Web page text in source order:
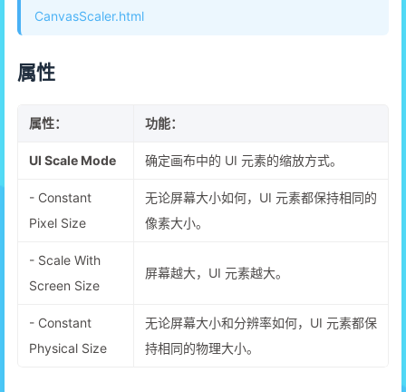
CanvasScaler.html
属性
属性： 功能：
UI Scale Mode 确定画布中的 UI 元素的缩放方式。
- Constant
Pixel Size
无论屏幕大小如何，UI 元素都保持相同的
像素大小。
- Scale With
Screen Size
屏幕越大，UI 元素越大。
- Constant
Physical Size
无论屏幕大小和分辨率如何，UI 元素都保
持相同的物理大小。